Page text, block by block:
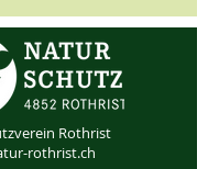
Rothrist
rothrist.ch